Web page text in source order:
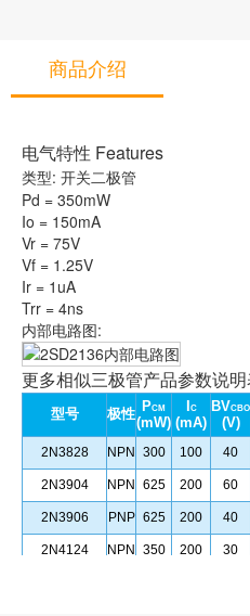
商品介绍
电气特性 Features
类型: 开关二极管
Pd = 350mW
Io = 150mA
Vr = 75V
Vf = 1.25V
Ir = 1uA
Trr = 4ns
内部电路图:
更多相似三极管产品参数说